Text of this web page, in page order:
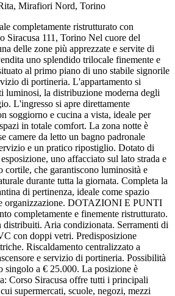
Mirafiori Nord, Torino
completamente ristrutturato con
Siracusa 111, Torino Nel cuore del
delle zone più apprezzate e servite di
uno splendido trilocale finemente e
al primo piano di uno stabile signorile
di portineria. L'appartamento si
luminosi, la distribuzione moderna degli
L'ingresso si apre direttamente
soggiorno e cucina a vista, ideale per
in totale comfort. La zona notte è
camere da letto un bagno padronale
e un pratico ripostiglio. Dotato di
uno affacciato sul lato strada e
cortile, che garantiscono luminosità e
durante tutta la giornata. Completa la
di pertinenza, ideale come spazio
organizzazione. DOTAZIONI E PUNTI
completamente e finemente ristrutturato.
Aria condizionata. Serramenti di
con doppi vetri. Predisposizione
Riscaldamento centralizzato a
e servizio di portineria. Possibilità
singolo a € 25.000. La posizione è
Corso Siracusa offre tutti i principali
supermercati, scuole, negozi, mezzi